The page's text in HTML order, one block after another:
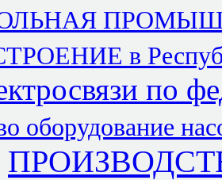
в
по
оборудование